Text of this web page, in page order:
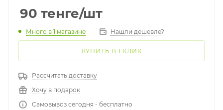
90 тенге/шт
Много в 1 магазине Нашли дешевле?
КУПИТЬ В 1 КЛИК
Рассчитать доставку
Хочу в подарок
Самовывоз сегодня - бесплатно